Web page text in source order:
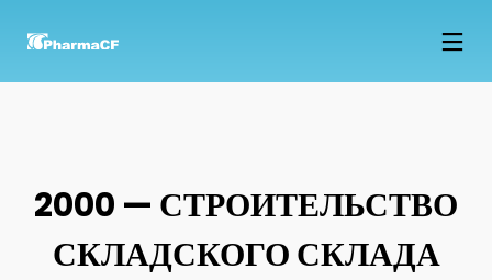
15
30
АВГУСТ
2018
1993 — ОСНОВАНИЕ
КОМПАНИИ
2000 — СТРОИТЕЛЬСТВО
СКЛАДСКОГО СКЛАДА